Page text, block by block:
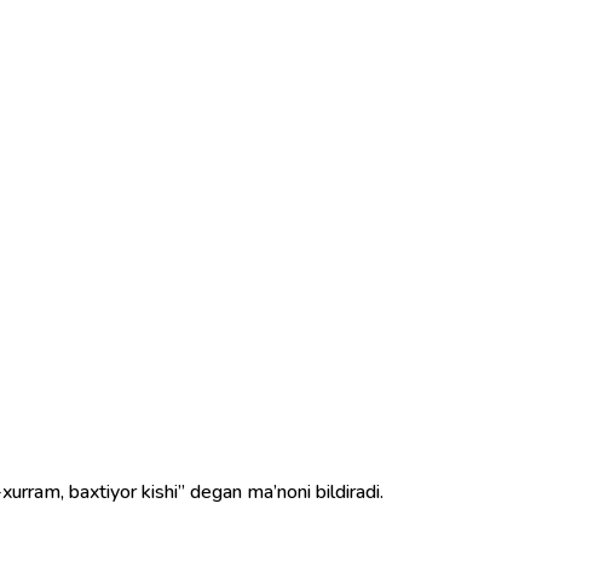
baxtiyor kishi” degan ma’noni bildiradi.